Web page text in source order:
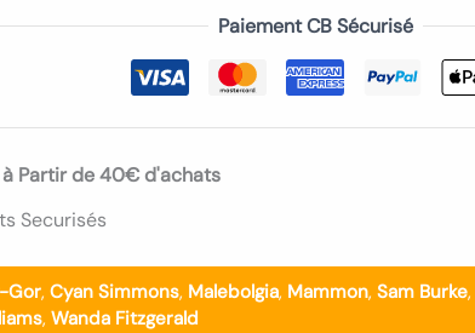
Paiement CB Sécurisé
à Partir de 40€ d'achats
Securisés
Gor, Cyan Simmons, Malebolgia, Mammon, Sam Burke,
, Wanda Fitzgerald